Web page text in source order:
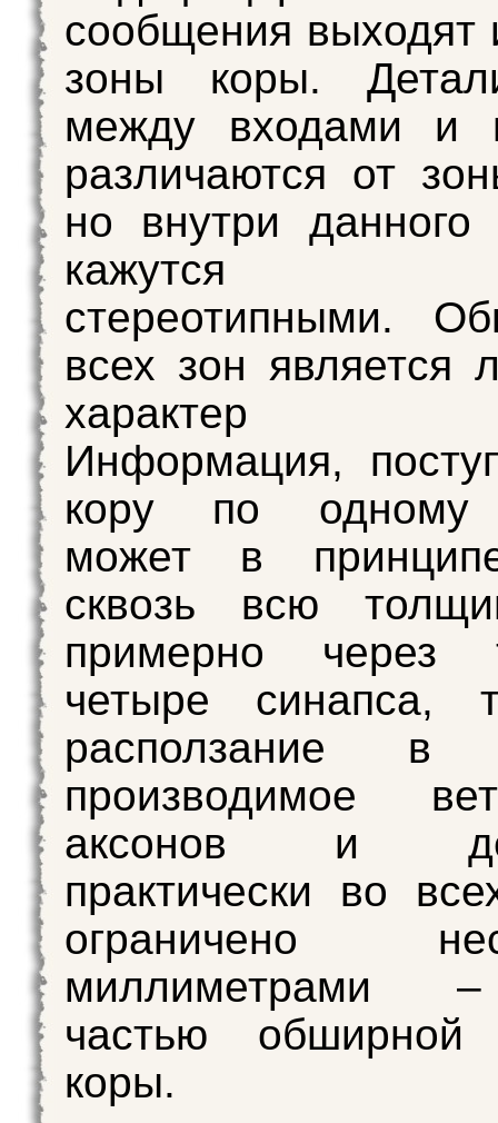
сообщения выходят
зоны коры.
между входами и
различаются от
но внутри
кажутся
стереотипными.
всех зон является
характер
Информация,
кору по одному
может в
сквозь всю
примерно через
четыре синапса,
расползание в
производимое
аксонов и
практически во
ограничено
миллиметрами
частью обширной
коры.